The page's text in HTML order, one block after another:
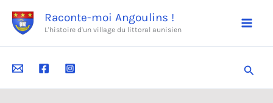
Aller
contenu
Raconte-moi Angoulins !
L'histoire d'un village du littoral aunisien